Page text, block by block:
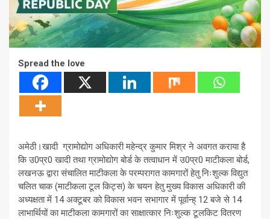
Spread the love
अमेठी।खादी ग्रामोद्योग अधिकारी महेन्द्र कुमार मिश्र ने अवगत कराया है
कि उ0प्र0 खादी तथा ग्रामोद्योग बोर्ड के तत्वाधान में उ0प्र0 माटीकला बोर्ड,
लखनऊ द्वारा संचालित माटीकला के परम्परागत कामगारों हेतु निःशुल्क विद्युत
चलित चाक (माटीकला टूल किट्स) के चयन हेतु मुख्य विकास अधिकारी की
अध्यक्षता में 14 अक्टूबर को विकास भवन सभागार में पूर्वान्ह् 12 बजे से 14
लाभार्थियों का माटीकला कामगारों का साक्षात्कार निःशुल्क टूलकिट वितरण